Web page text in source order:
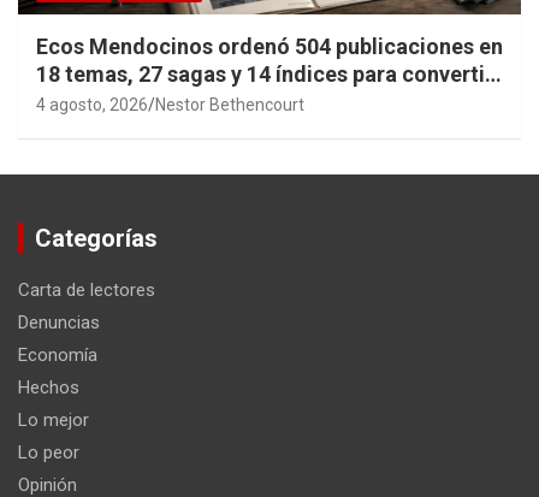
Ecos Mendocinos ordenó 504 publicaciones en
18 temas, 27 sagas y 14 índices para convertir
años de investigación en memoria pública
4 agosto, 2026 Nestor Bethencourt
Categorías
Carta de lectores
Denuncias
Economía
Hechos
Lo mejor
Lo peor
Opinión